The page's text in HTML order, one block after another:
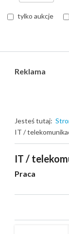
tylko aukcje
Reklama
Jesteś tutaj:
IT /
IT /
Praca